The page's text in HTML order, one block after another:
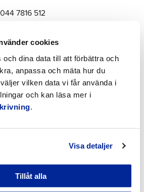
cookies
och dina data till att förbättra och
anpassa och mäta hur du
vilken data vi får använda i
och kan läsa mer i
Visa detaljer
Tillåt alla
7816 512
fatbikecyklar)